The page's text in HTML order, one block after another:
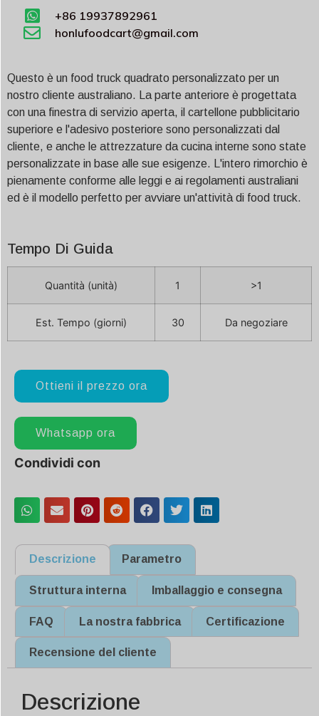
+86 19937892961
honlufoodcart@gmail.com
Questo è un food truck quadrato personalizzato per un
nostro cliente australiano. La parte anteriore è progettata
con una finestra di servizio aperta, il cartellone pubblicitario
superiore e l'adesivo posteriore sono personalizzati dal
cliente, e anche le attrezzature da cucina interne sono state
personalizzate in base alle sue esigenze. L'intero rimorchio è
pienamente conforme alle leggi e ai regolamenti australiani
ed è il modello perfetto per avviare un'attività di food truck.
Tempo Di Guida
Quantità (unità) 1 >1
Est. Tempo (giorni) 30 Da negoziare
Ottieni il prezzo ora
Whatsapp ora
Condividi con
Descrizione Parametro
Struttura interna Imballaggio e consegna
FAQ La nostra fabbrica Certificazione
Recensione del cliente
Descrizione